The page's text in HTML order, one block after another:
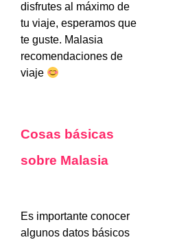
disfrutes al máximo de
tu viaje, esperamos que
te guste. Malasia
recomendaciones de
viaje
Cosas básicas
sobre Malasia
Es importante conocer
algunos datos básicos